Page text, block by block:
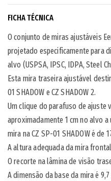
FICHA TÉCNICA
O conjunto de miras ajustáveis
projetado especificamente para
alvo (USPSA, IPSC, IDPA, Steel
Esta mira traseira ajustável
01 SHADOW e CZ SHADOW 2.
Um clique do parafuso de
aproximadamente 1 cm no alvo
mira na CZ SP-01 SHADOW é de
A altura adequada da mira
O recorte na lâmina de visão
A dimensão da base da mira é 9,7